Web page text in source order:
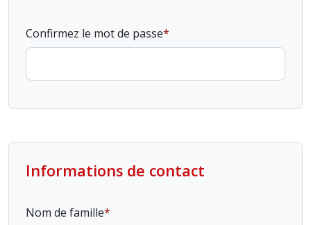
Confirmez le mot de passe
Informations de contact
Nom de famille